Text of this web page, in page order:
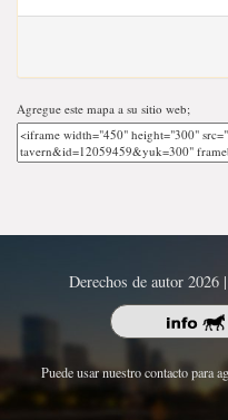
Agregue este mapa a su sitio web;
Derechos de autor 2026
Puede usar nuestro contacto para